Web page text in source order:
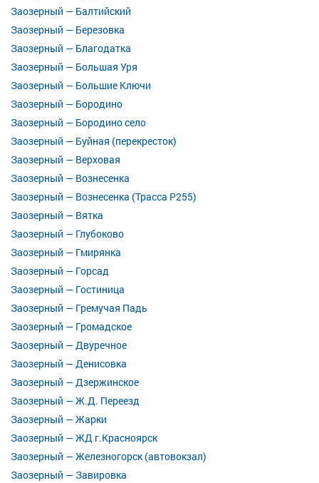
Заозерный — Балтийский
Заозерный — Березовка
Заозерный — Благодатка
Заозерный — Большая Уря
Заозерный — Большие Ключи
Заозерный — Бородино
Заозерный — Бородино село
Заозерный — Буйная (перекресток)
Заозерный — Верховая
Заозерный — Вознесенка
Заозерный — Вознесенка (Трасса Р255)
Заозерный — Вятка
Заозерный — Глубоково
Заозерный — Гмирянка
Заозерный — Горсад
Заозерный — Гостиница
Заозерный — Гремучая Падь
Заозерный — Громадское
Заозерный — Двуречное
Заозерный — Денисовка
Заозерный — Дзержинское
Заозерный — Ж.Д. Переезд
Заозерный — Жарки
Заозерный — ЖД г.Красноярск
Заозерный — Железногорск (автовокзал)
Заозерный — Завировка